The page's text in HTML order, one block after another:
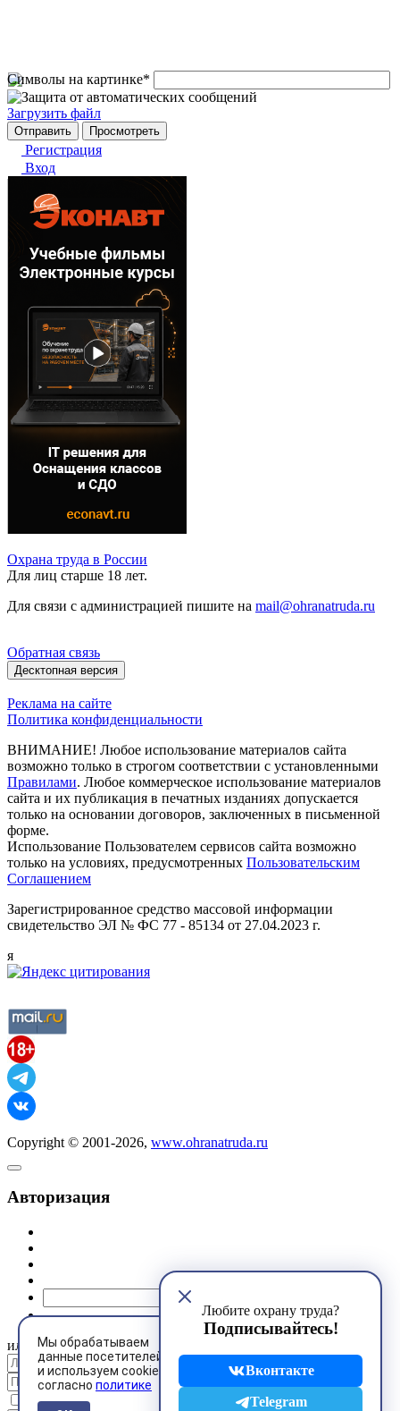
Символы на картинке*
Загрузить файл
Регистрация
Вход
Мы обрабатываем
данные посетителей
и используем cookies
согласно политике
Любите охрану труда?
Подписывайтесь!
Вконтакте
Telegram
Охрана труда в России
Для лиц старше 18 лет.
Для связи с администрацией пишите на mail@ohranatruda.ru
Обратная связь
Десктопная версия
Реклама на сайте
Политика конфиденциальности
ВНИМАНИЕ! Любое использование материалов сайта
возможно только в строгом соответствии с установленными
Правилами. Любое коммерческое использование материалов
сайта и их публикация в печатных изданиях допускается
только на основании договоров, заключенных в письменной
форме.
Использование Пользователем сервисов сайта возможно
только на условиях, предусмотренных Пользовательским
Соглашением
Зарегистрированное средство массовой информации
свидетельство ЭЛ № ФС 77 - 85134 от 27.04.2023 г.
я
Copyright © 2001-2026, www.ohranatruda.ru
Авторизация
или
Запомнить меня